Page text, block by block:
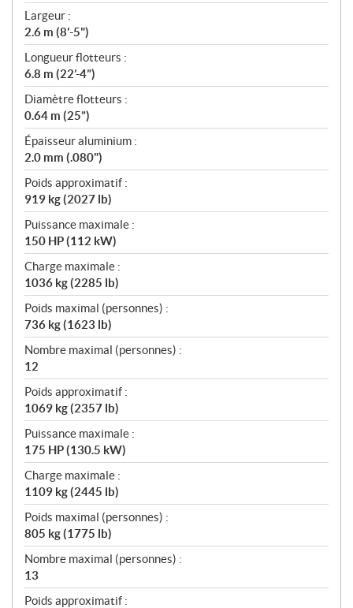
Largeur :
2.6 m (8'-5")
Longueur flotteurs :
6.8 m (22’-4”)
Diamètre flotteurs :
0.64 m (25”)
Épaisseur aluminium :
2.0 mm (.080")
Poids approximatif :
919 kg (2027 lb)
Puissance maximale :
150 HP (112 kW)
Charge maximale :
1036 kg (2285 lb)
Poids maximal (personnes) :
736 kg (1623 lb)
Nombre maximal (personnes) :
12
Poids approximatif :
1069 kg (2357 lb)
Puissance maximale :
175 HP (130.5 kW)
Charge maximale :
1109 kg (2445 lb)
Poids maximal (personnes) :
805 kg (1775 lb)
Nombre maximal (personnes) :
13
Poids approximatif :